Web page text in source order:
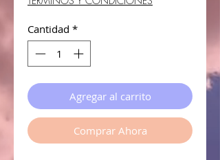
Cantidad *
Agregar al carrito
Comprar Ahora